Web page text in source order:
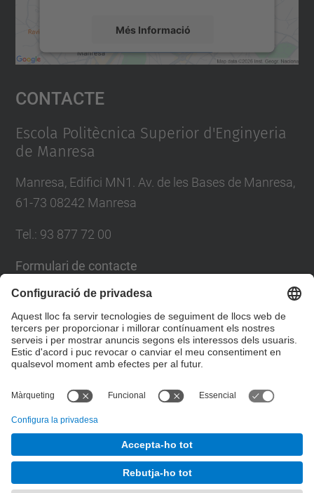
Més Informació
Accepta
powered by
Contacte
Escola Politècnica Superior d'Enginyeria
de Manresa
Manresa, Edifici MN1. Av. de les Bases de Manresa,
61-73 08242 Manresa
Tel.: 93 877 72 00
Formulari de contacte
Llista Xarxes Socials
© UPCEscola Politècnica Superior d'Enginyeria de